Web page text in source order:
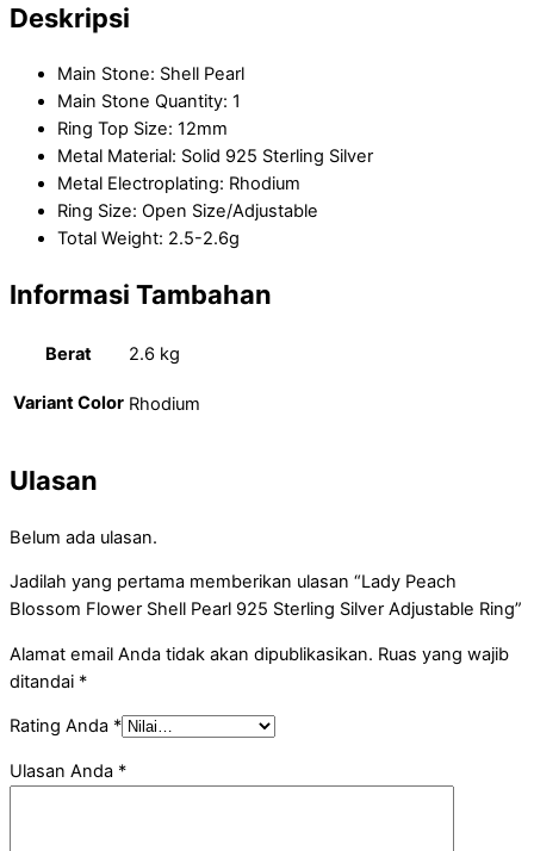
Deskripsi
Main Stone: Shell Pearl
Main Stone Quantity: 1
Ring Top Size: 12mm
Metal Material: Solid 925 Sterling Silver
Metal Electroplating: Rhodium
Ring Size: Open Size/Adjustable
Total Weight: 2.5-2.6g
Informasi Tambahan
Berat 2.6 kg
Variant Color Rhodium
Ulasan
Belum ada ulasan.
Jadilah yang pertama memberikan ulasan “Lady Peach
Blossom Flower Shell Pearl 925 Sterling Silver Adjustable Ring”
Alamat email Anda tidak akan dipublikasikan. Ruas yang wajib
ditandai *
Rating Anda *
Ulasan Anda *